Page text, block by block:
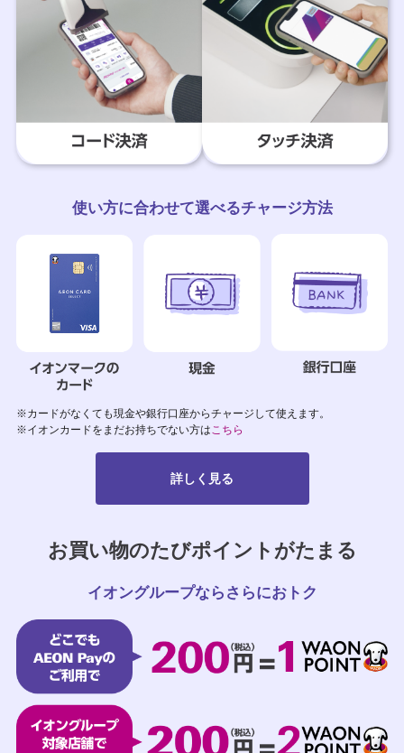
使い方に合わせて選べるチャージ方法
※カードがなくても現金や銀行口座からチャージして使えます。
※イオンカードをまだお持ちでない方はこちら
詳しく見る
お買い物のたびポイントがたまる
イオングループならさらにおトク